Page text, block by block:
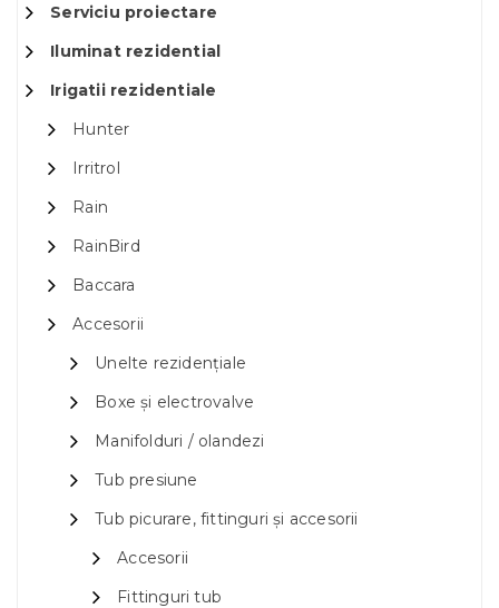
Serviciu proiectare
Iluminat rezidential
Irigatii rezidentiale
Hunter
Irritrol
Rain
RainBird
Baccara
Accesorii
Unelte rezidențiale
Boxe și electrovalve
Manifolduri / olandezi
Tub presiune
Tub picurare, fittinguri și accesorii
Accesorii
Fittinguri tub